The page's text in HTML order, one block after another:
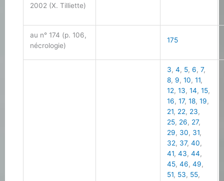
2002 (X. Tilliette)
au n° 174 (p. 106,
nécrologie)
175
3,4, 5,6,7,
8, 9,10,11,
12,13,14,15,
16,17,18,19,
21, 22, 23,
25, 26, 27,
29, 30, 31,
32, 37,40,
41,43,44,
45,46,49,
51, 53, 55,